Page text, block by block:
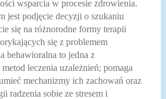
wsparcia w procesie zdrowienia.
jest podjęcie decyzji o szukaniu
się na różnorodne formy terapii
się z problemem
behawioralna to jedna z
leczenia uzależnień; pomaga
mechanizmy ich zachowań oraz
radzenia sobie ze stresem i